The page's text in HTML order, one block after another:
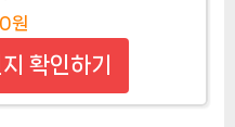
원
확인하기